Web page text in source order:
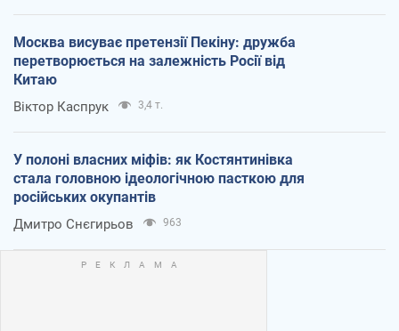
Москва висуває претензії Пекіну: дружба
перетворюється на залежність Росії від
Китаю
Віктор Каспрук 3,4 т.
У полоні власних міфів: як Костянтинівка
стала головною ідеологічною пасткою для
російських окупантів
Дмитро Снєгирьов 963